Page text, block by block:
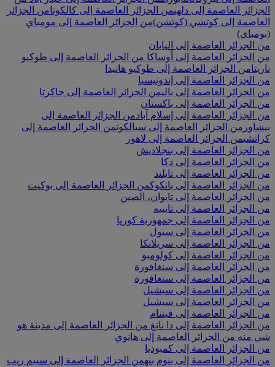
الجزائر العاصمة إلى دلهيمن الجزائر العاصمة إلى كالكوتامن الجزائر
العاصمة إلى كوتشي (كوتشن)من الجزائر العاصمة إلى مومباي
(بومباي)
من الجزائر العاصمة إلى اليابان
من الجزائر العاصمة إلى أوساكا من الجزائر العاصمة إلى طوكيو
ناريتامن الجزائر العاصمة إلى طوكيو هانيدا
من الجزائر العاصمة إلى إندونيسيا
من الجزائر العاصمة إلى باليمن الجزائر العاصمة إلى جاكرتا
من الجزائر العاصمة إلى باكستان
من الجزائر العاصمة إلى إسلام آبادمن الجزائر العاصمة إلى
بيشاور من الجزائر العاصمة إلى سيالكوتمن الجزائر العاصمة إلى
كراتشيمن الجزائر العاصمة إلى لاهور
من الجزائر العاصمة إلى بنجلاديش
من الجزائر العاصمة إلى دكا
من الجزائر العاصمة إلى تايلند
من الجزائر العاصمة إلى بانكوكمن الجزائر العاصمة إلى بوكيت
من الجزائر العاصمة إلى تايوان، الصين
من الجزائر العاصمة إلى تايبيه
من الجزائر العاصمة إلى جمهورية كوريا
من الجزائر العاصمة إلى سيول
من الجزائر العاصمة إلى سريلانكا
من الجزائر العاصمة إلى كولومبو
من الجزائر العاصمة إلى سنغافورة
من الجزائر العاصمة إلى سنغافورة
من الجزائر العاصمة إلى سيشيل
من الجزائر العاصمة إلى سيشيل
من الجزائر العاصمة إلى فيتنام
من الجزائر العاصمة إلى دا نانغ من الجزائر العاصمة إلى مدينة هو
شي منه من الجزائر العاصمة إلى هانوي
من الجزائر العاصمة إلى كمبوديا
من الجزائر العاصمة إلى بنوم بنهمن الجزائر العاصمة إلى سييم ريب